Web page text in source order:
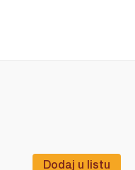
Dodaj u listu